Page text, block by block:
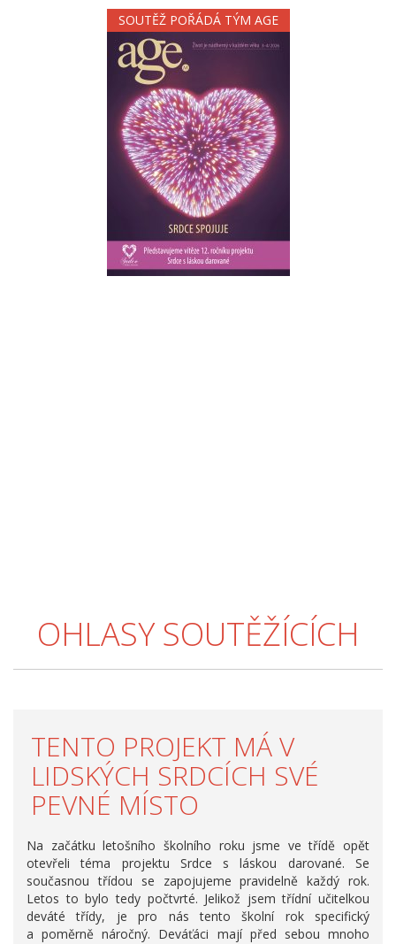
SOUTĚŽ POŘÁDÁ TÝM AGE
OHLASY SOUTĚŽÍCÍCH
TENTO PROJEKT MÁ V
LIDSKÝCH SRDCÍCH SVÉ
PEVNÉ MÍSTO
Na začátku letošního školního roku jsme ve třídě opět
otevřeli téma projektu Srdce s láskou darované. Se
současnou třídou se zapojujeme pravidelně každý rok.
Letos to bylo tedy počtvrté. Jelikož jsem třídní učitelkou
deváté třídy, je pro nás tento školní rok specifický
a poměrně náročný. Deváťáci mají před sebou mnoho